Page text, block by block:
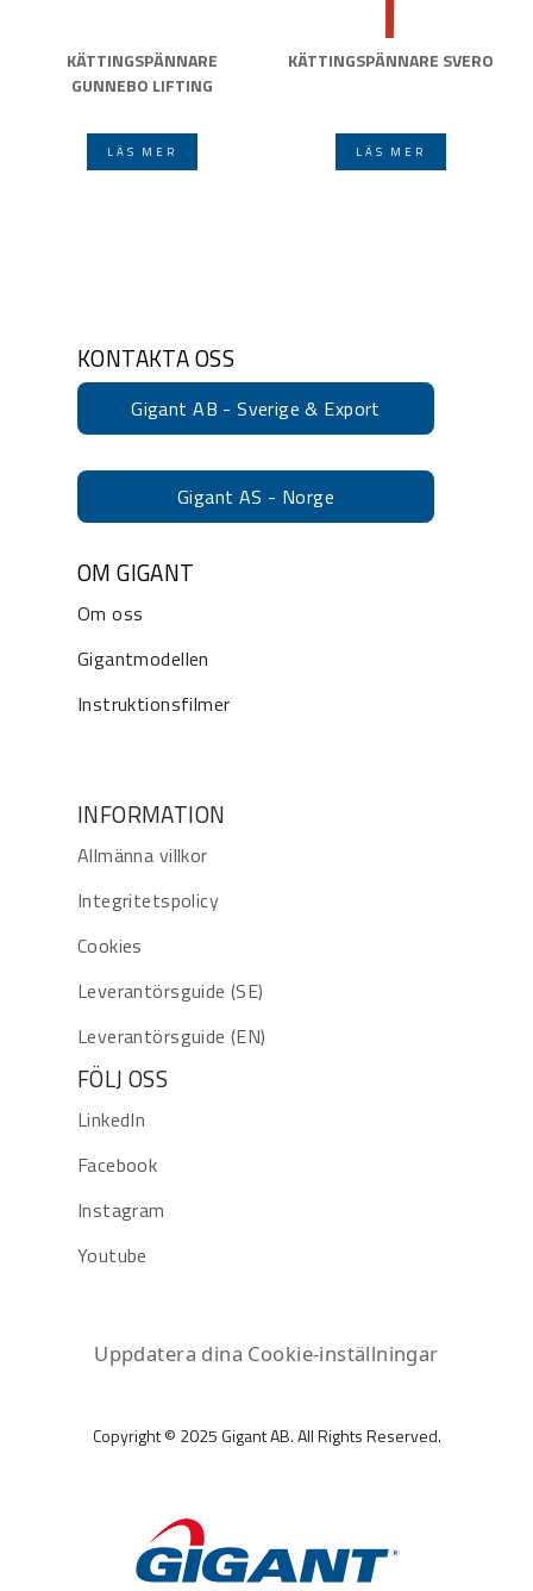
KÄTTINGSPÄNNARE
GUNNEBO LIFTING
LÄS MER
KÄTTINGSPÄNNARE SVERO
LÄS MER
KONTAKTA OSS
Gigant AB - Sverige & Export
Gigant AS - Norge
OM GIGANT
Om oss
Gigantmodellen
Instruktionsfilmer
INFORMATION
Allmänna villkor
Integritetspolicy
Cookies
Leverantörsguide (SE)
Leverantörsguide (EN)
FÖLJ OSS
LinkedIn
Facebook
Instagram
Youtube
Uppdatera dina Cookie-inställningar
Copyright © 2025 Gigant AB. All Rights Reserved.